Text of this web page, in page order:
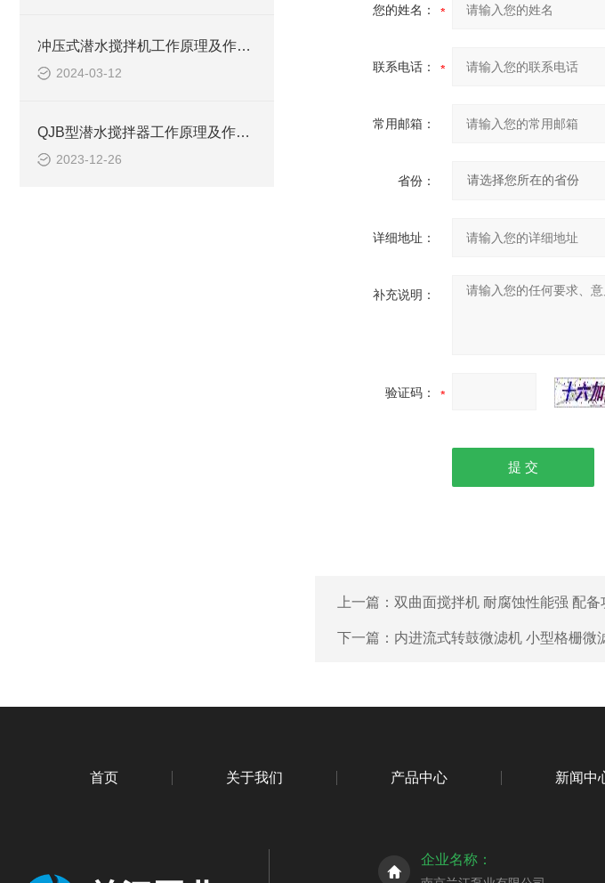
冲压式潜水搅拌机工作原理及作用特点、安装结构图
2024-03-12
QJB型潜水搅拌器工作原理及作用、安装系统CAD结构图
2023-12-26
您的姓名：
联系电话：
常用邮箱：
省份：
详细地址：
补充说明：
验证码：
上一篇： 双曲面搅拌机 耐腐蚀性能强 配
下一篇： 内进流式转鼓微滤机 小型格栅微
首页 关于我们 产品中心 新闻中
企业名称：